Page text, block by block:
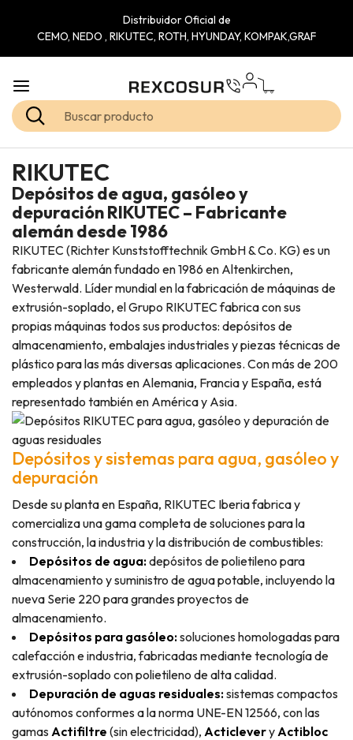
Distribuidor Oficial de
CEMO, NEDO , RIKUTEC, ROTH, HYUNDAY, KOMPAK,GRAF
RIKUTEC
Depósitos de agua, gasóleo y
depuración RIKUTEC – Fabricante
alemán desde 1986
RIKUTEC (Richter Kunststofftechnik GmbH & Co. KG) es un
fabricante alemán fundado en 1986 en Altenkirchen,
Westerwald. Líder mundial en la fabricación de máquinas de
extrusión-soplado, el Grupo RIKUTEC fabrica con sus
propias máquinas todos sus productos: depósitos de
almacenamiento, embalajes industriales y piezas técnicas de
plástico para las más diversas aplicaciones. Con más de 200
empleados y plantas en Alemania, Francia y España, está
representado también en América y Asia.
Depósitos y sistemas para agua, gasóleo y
depuración
Desde su planta en España, RIKUTEC Iberia fabrica y
comercializa una gama completa de soluciones para la
construcción, la industria y la distribución de combustibles:
Depósitos de agua:depósitos de polietileno para
almacenamiento y suministro de agua potable, incluyendo la
nueva Serie 220 para grandes proyectos de
almacenamiento.
Depósitos para gasóleo:soluciones homologadas para
calefacción e industria, fabricadas mediante tecnología de
extrusión-soplado con polietileno de alta calidad.
Depuración de aguas residuales:sistemas compactos
autónomos conformes a la norma UNE-EN 12566, con las
gamas Actifiltre (sin electricidad), Acticlevery Actibloc